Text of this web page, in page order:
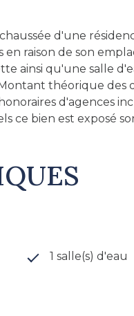
d'une
en raison de son
ainsi qu'une salle
théorique
d'agences
ce bien est exposé
1 salle(s) d'eau